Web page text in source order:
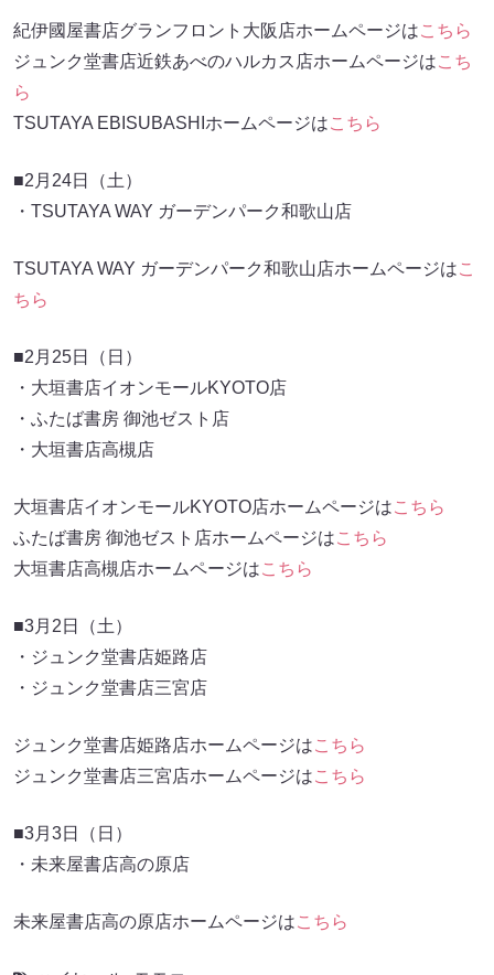
紀伊國屋書店グランフロント大阪店ホームページはこちら
ジュンク堂書店近鉄あべのハルカス店ホームページはこち
ら
TSUTAYA EBISUBASHIホームページはこちら
■2月24日（土）
・TSUTAYA WAY ガーデンパーク和歌山店
TSUTAYA WAY ガーデンパーク和歌山店ホームページはこ
ちら
■2月25日（日）
・大垣書店イオンモールKYOTO店
・ふたば書房 御池ゼスト店
・大垣書店高槻店
大垣書店イオンモールKYOTO店ホームページはこちら
ふたば書房 御池ゼスト店ホームページはこちら
大垣書店高槻店ホームページはこちら
■3月2日（土）
・ジュンク堂書店姫路店
・ジュンク堂書店三宮店
ジュンク堂書店姫路店ホームページはこちら
ジュンク堂書店三宮店ホームページはこちら
■3月3日（日）
・未来屋書店高の原店
未来屋書店高の原店ホームページはこちら